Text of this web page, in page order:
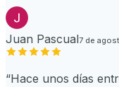
Juan Pascual7 de
“Hace unos días